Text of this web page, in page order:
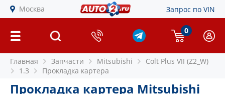
Москва Запрос по VIN
0
Главная Запчасти Mitsubishi
Colt Plus VII (Z2_W)
1.3
Прокладка картера
Прокладка картера Mitsubishi